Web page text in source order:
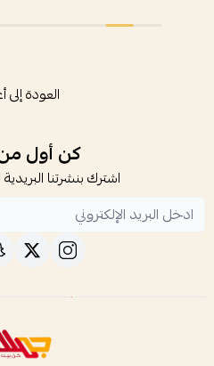
العودة إلى
كن أول
اشترك بنشرتنا